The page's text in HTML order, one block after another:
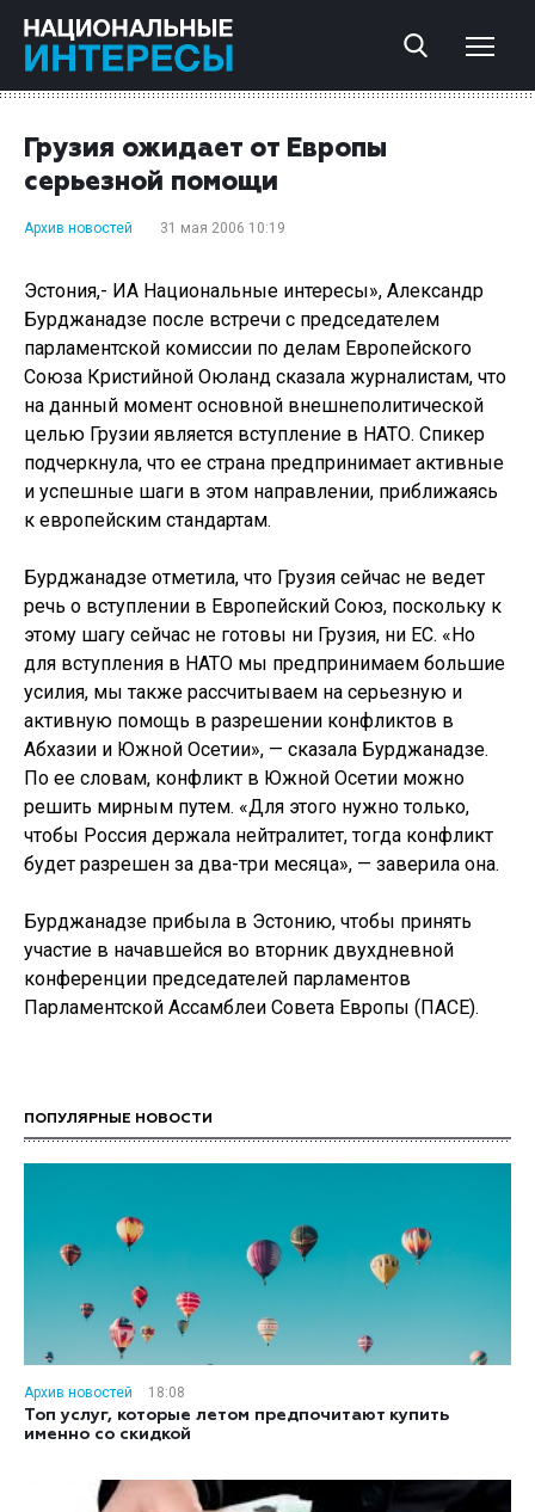
Грузия ожидает от Европы
серьезной помощи
Архив новостей 31 мая 2006 10:19
Эстония,- ИА Национальные интересы», Александр
Бурджанадзе после встречи с председателем
парламентской комиссии по делам Европейского
Союза Кристийной Оюланд сказала журналистам, что
на данный момент основной внешнеполитической
целью Грузии является вступление в НАТО. Спикер
подчеркнула, что ее страна предпринимает активные
и успешные шаги в этом направлении, приближаясь
к европейским стандартам.
Бурджанадзе отметила, что Грузия сейчас не ведет
речь о вступлении в Европейский Союз, поскольку к
этому шагу сейчас не готовы ни Грузия, ни ЕС. «Но
для вступления в НАТО мы предпринимаем большие
усилия, мы также рассчитываем на серьезную и
активную помощь в разрешении конфликтов в
Абхазии и Южной Осетии», — сказала Бурджанадзе.
По ее словам, конфликт в Южной Осетии можно
решить мирным путем. «Для этого нужно только,
чтобы Россия держала нейтралитет, тогда конфликт
будет разрешен за два-три месяца», — заверила она.
Бурджанадзе прибыла в Эстонию, чтобы принять
участие в начавшейся во вторник двухдневной
конференции председателей парламентов
Парламентской Ассамблеи Совета Европы (ПАСЕ).
ПОПУЛЯРНЫЕ НОВОСТИ
Архив новостей
18:08
Топ услуг, которые летом предпочитают купить
именно со скидкой